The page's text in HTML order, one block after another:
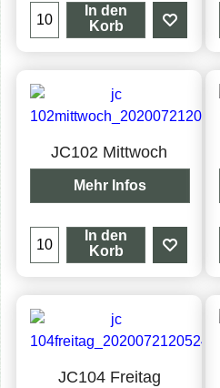
In den
Korb
JC102 Mittwoch
Mehr Infos
In den
Korb
JC104 Freitag